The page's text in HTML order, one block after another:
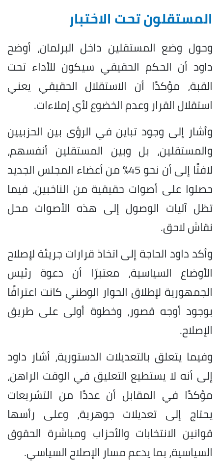
المستقلون تحت الاختبار
وحول وضع المستقلين داخل البرلمان، أوضح
داود أن الحكم الحقيقي سيكون للأداء تحت
القبة، مؤكدًا أن الاستقلال الحقيقي يعني
استقلال القرار وعدم الخضوع لأي إملاءات.
وأشار إلى وجود تباين في الرؤى بين الحزبيين
والمستقلين، بل وبين المستقلين أنفسهم،
لافتًا إلى أن نحو 45% من أعضاء المجلس الجديد
حصلوا على أصوات حقيقية من الناخبين، فيما
تظل آليات الوصول إلى هذه الأصوات محل
نقاش لاحق.
وأكد داود الحاجة إلى اتخاذ قرارات جريئة لإصلاح
الأوضاع السياسية، معتبرًا أن دعوة رئيس
الجمهورية لإطلاق الحوار الوطني كانت اعترافًا
بوجود أوجه قصور، وخطوة أولى على طريق
الإصلاح.
وفيما يتعلق بالتعديلات الدستورية، أشار داود
إلى أنه لا يستطيع التعليق في الوقت الراهن،
مؤكدًا في المقابل أن عددًا من التشريعات
يحتاج إلى تعديلات جوهرية، وعلى رأسها
قوانين الانتخابات والأحزاب ومباشرة الحقوق
السياسية، بما يدعم مسار الإصلاح السياسي.